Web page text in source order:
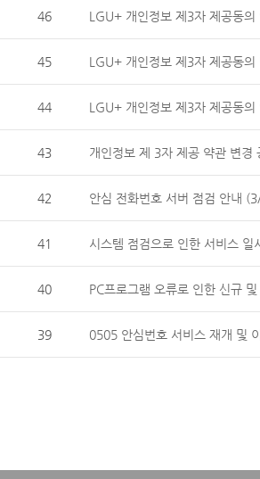
46 LGU+ 개인정보 제3자 제공동
45 LGU+ 개인정보 제3자 제공동의
44 LGU+ 개인정보 제3자 제공동
43 개인정보 제 3자 제공 약관 변경
42 안심 전화번호 서버 점검 안내
41 시스템 점검으로 인한 서비스 일
40 PC프로그램 오류로 인한 신규
39 0505 안심번호 서비스 재개 및